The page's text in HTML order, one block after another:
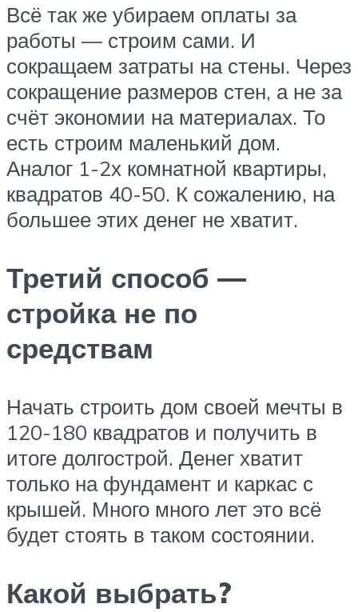
Всё так же убираем оплаты за
работы — строим сами. И
сокращаем затраты на стены. Через
сокращение размеров стен, а не за
счёт экономии на материалах. То
есть строим маленький дом.
Аналог 1-2х комнатной квартиры,
квадратов 40-50. К сожалению, на
большее этих денег не хватит.
Третий способ —
стройка не по
средствам
Начать строить дом своей мечты в
120-180 квадратов и получить в
итоге долгострой. Денег хватит
только на фундамент и каркас с
крышей. Много много лет это всё
будет стоять в таком состоянии.
Какой выбрать?